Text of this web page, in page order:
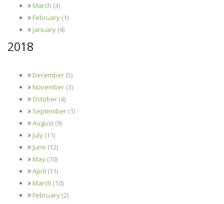
March (3)
February (1)
January (4)
2018
December (5)
November (3)
October (4)
September (1)
August (9)
July (11)
June (12)
May (10)
April (11)
March (10)
February (2)